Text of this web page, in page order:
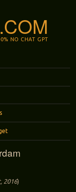
NO CHAT GPT
2016)